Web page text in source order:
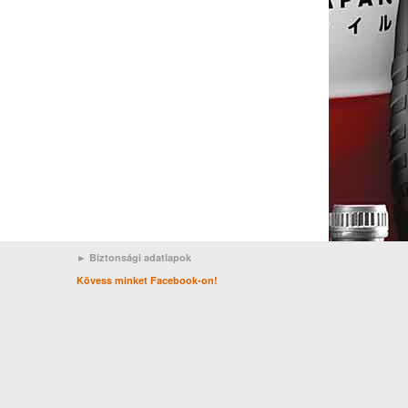
► Biztonsági adatlapok
Kövess minket Facebook-on!